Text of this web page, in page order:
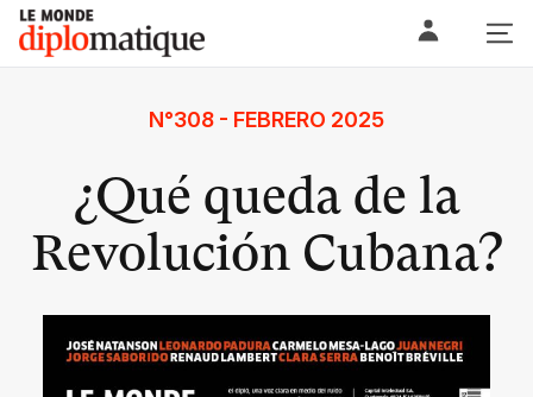
Skip
content
Le monde diplomatique
N°308 - FEBRERO 2025
¿Qué queda de la
Revolución Cubana?